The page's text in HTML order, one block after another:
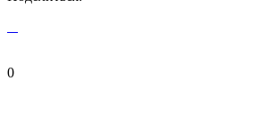
0